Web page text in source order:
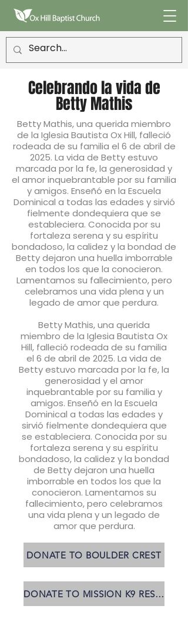
Celebrando la vida de
Betty Mathis
Betty Mathis, una querida miembro
de la Iglesia Bautista Ox Hill, falleció
rodeada de su familia el 6 de abril de
2025. La vida de Betty estuvo
marcada por la fe, la generosidad y
el amor inquebrantable por su familia
y amigos. Enseñó en la Escuela
Dominical a todas las edades y sirvió
fielmente dondequiera que se
estableciera. Conocida por su
fortaleza serena y su espíritu
bondadoso, la calidez y la bondad de
Betty dejaron una huella imborrable
en todos los que la conocieron.
Lamentamos su fallecimiento, pero
celebramos una vida plena y un
legado de amor que perdura.
Betty Mathis, una querida
miembro de la Iglesia Bautista Ox
Hill, falleció rodeada de su familia
el 6 de abril de 2025. La vida de
Betty estuvo marcada por la fe, la
generosidad y el amor
inquebrantable por su familia y
amigos. Enseñó en la Escuela
Dominical a todas las edades y
sirvió fielmente dondequiera que
se estableciera. Conocida por su
fortaleza serena y su espíritu
bondadoso, la calidez y la bondad
de Betty dejaron una huella
imborrable en todos los que la
conocieron. Lamentamos su
fallecimiento, pero celebramos
una vida plena y un legado de
amor que perdura.
DONATE TO BOULDER CREST
DONATE TO MISSION K9 RESCUE